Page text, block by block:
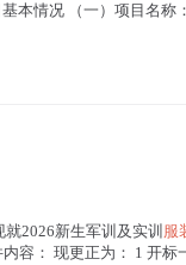
本情况 （一）项目名称
2026新生军训及实训 服
容： 现更正为： 1 开标